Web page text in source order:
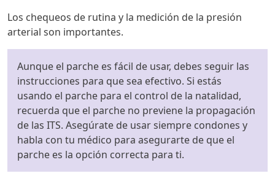
Los chequeos de rutina y la medición de la presión
arterial son importantes.
Aunque el parche es fácil de usar, debes seguir las
instrucciones para que sea efectivo. Si estás
usando el parche para el control de la natalidad,
recuerda que el parche no previene la propagación
de las ITS. Asegúrate de usar siempre condones y
habla con tu médico para asegurarte de que el
parche es la opción correcta para ti.